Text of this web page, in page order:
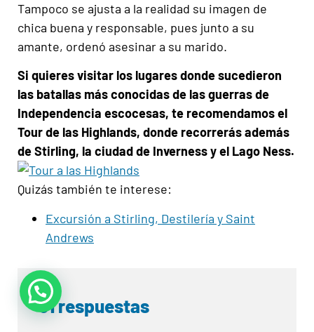
Tampoco se ajusta a la realidad su imagen de
chica buena y responsable, pues junto a su
amante, ordenó asesinar a su marido.
Si quieres visitar los lugares donde sucedieron
las batallas más conocidas de las guerras de
Independencia escocesas, te recomendamos el
Tour de las Highlands, donde recorrerás además
de Stirling, la ciudad de Inverness y el Lago Ness.
Quizás también te interese:
Excursión a Stirling, Destilería y Saint
Andrews
61 respuestas